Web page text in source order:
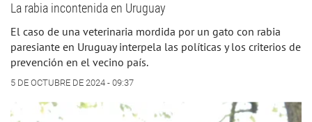
La rabia incontenida en Uruguay
El caso de una veterinaria mordida por un gato con rabia
paresiante en Uruguay interpela las políticas y los criterios de
prevención en el vecino país.
5 DE OCTUBRE DE 2024 - 09:37